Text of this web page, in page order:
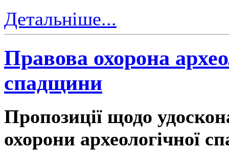
Детальніше...
Правова охорона
спадщини
Пропозиції щодо
охорони археологічної